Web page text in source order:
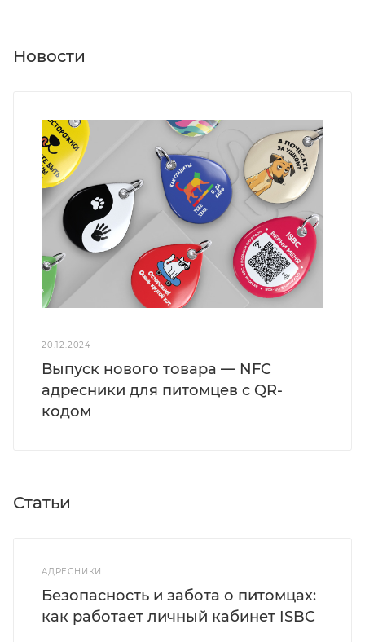
Новости
20.12.2024
Выпуск нового товара — NFC
адресники для питомцев с QR-
кодом
Статьи
АДРЕСНИКИ
Безопасность и забота о питомцах:
как работает личный кабинет ISBC